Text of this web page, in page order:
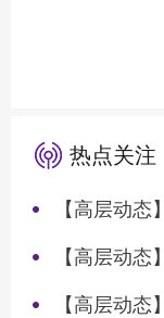
热点关注
【高层动